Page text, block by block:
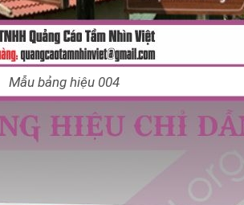
Mẫu bảng hiệu 004